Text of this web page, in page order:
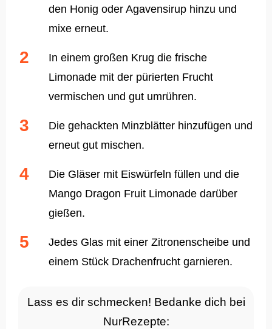
den Honig oder Agavensirup hinzu und
mixe erneut.
In einem großen Krug die frische
Limonade mit der pürierten Frucht
vermischen und gut umrühren.
Die gehackten Minzblätter hinzufügen und
erneut gut mischen.
Die Gläser mit Eiswürfeln füllen und die
Mango Dragon Fruit Limonade darüber
gießen.
Jedes Glas mit einer Zitronenscheibe und
einem Stück Drachenfrucht garnieren.
Lass es dir schmecken! Bedanke dich bei
NurRezepte: